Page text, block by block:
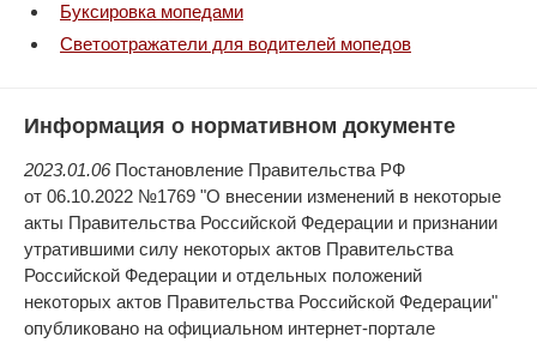
Буксировка мопедами
Светоотражатели для водителей мопедов
Информация о нормативном документе
2023.01.06Постановление Правительства РФ
от 06.10.2022 №1769 "О внесении изменений в некоторые
акты Правительства Российской Федерации и признании
утратившими силу некоторых актов Правительства
Российской Федерации и отдельных положений
некоторых актов Правительства Российской Федерации"
опубликовано на официальном интернет-портале